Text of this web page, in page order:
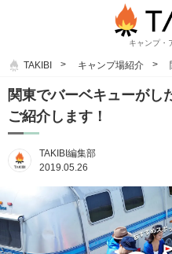
キャンプ・
TAKIBI キャンプ場紹介
関東でバーベキューがし
ご紹介します！
TAKIBI編集部
2019.05.26